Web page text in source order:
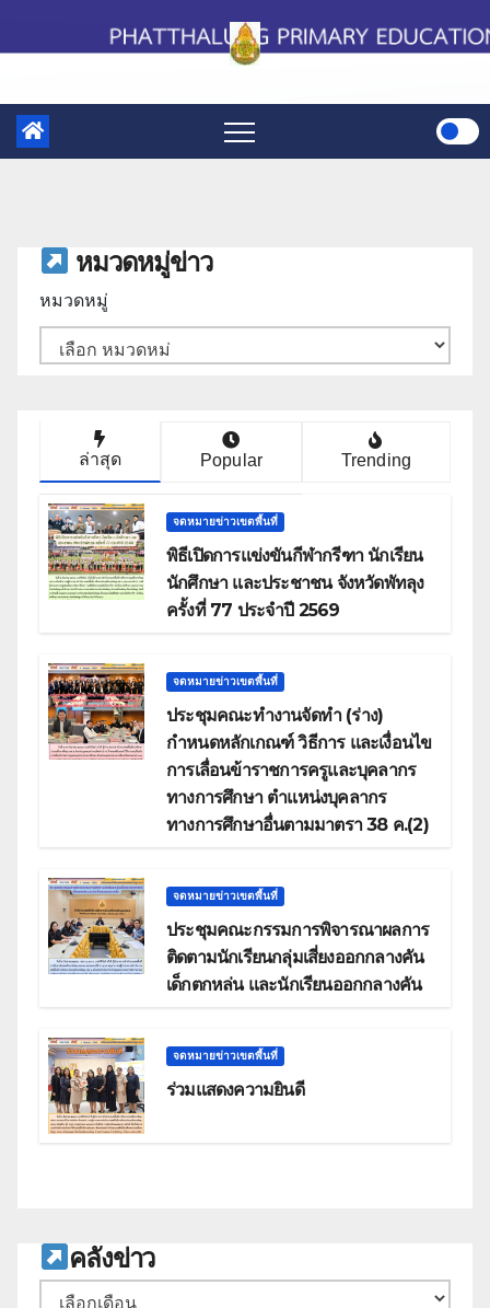
หมวดหมู่ข่าว
หมวดหมู่
ล่าสุด Popular Trending
จดหมายข่าวเขตพื้นที่
พิธีเปิดการแข่งขันกีฬากรีฑา นักเรียน
นักศึกษา และประชาชน จังหวัดพัทลุง
ครั้งที่ 77 ประจำปี 2569
จดหมายข่าวเขตพื้นที่
ประชุมคณะทำงานจัดทำ (ร่าง)
กำหนดหลักเกณฑ์ วิธีการ และเงื่อนไข
การเลื่อนข้าราชการครูและบุคลากร
ทางการศึกษา ตำแหน่งบุคลากร
ทางการศึกษาอื่นตามมาตรา 38 ค.(2)
จดหมายข่าวเขตพื้นที่
ประชุมคณะกรรมการพิจารณาผลการ
ติดตามนักเรียนกลุ่มเสี่ยงออกกลางคัน
เด็กตกหล่น และนักเรียนออกกลางคัน
จดหมายข่าวเขตพื้นที่
ร่วมแสดงความยินดี
คลังข่าว
คลัง